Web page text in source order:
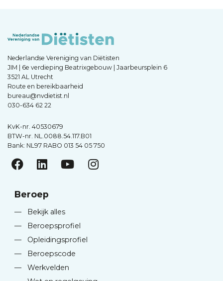
Nederlandse Vereniging van Diëtisten
JIM | 6e verdieping Beatrixgebouw | Jaarbeursplein 6
3521 AL Utrecht
Route en bereikbaarheid
bureau@nvdietist.nl
030-634 62 22
KvK-nr. 40530679
BTW-nr. NL.0088.54.117.B01
Bank: NL97 RABO 013 54 05 750
Beroep
—
Bekijk alles
—
Beroepsprofiel
—
Opleidingsprofiel
—
Beroepscode
—
Werkvelden